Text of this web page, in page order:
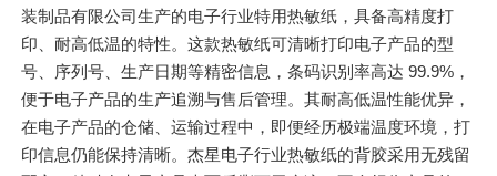
装制品有限公司生产的电子行业特用热敏纸，具备高精度打
印、耐高低温的特性。这款热敏纸可清晰打印电子产品的型
号、序列号、生产日期等精密信息，条码识别率高达 99.9%，
便于电子产品的生产追溯与售后管理。其耐高低温性能优异，
在电子产品的仓储、运输过程中，即便经历极端温度环境，打
印信息仍能保持清晰。杰星电子行业热敏纸的背胶采用无残留